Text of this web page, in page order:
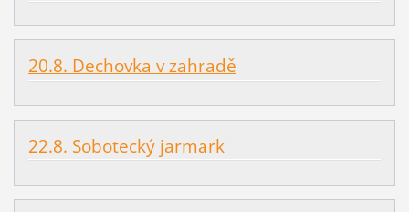
20.8. Dechovka v zahradě
22.8. Sobotecký jarmark